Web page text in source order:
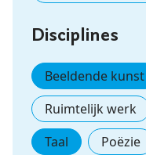
Disciplines
Beeldende kunst
Ruimtelijk werk
Taal
Poëzie